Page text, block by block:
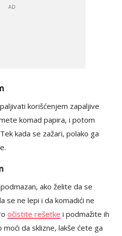
korišćenjem zapaljive
komad papira, i potom
kada se zažari, polako ga
ako želite da se
se ne lepi i da komadići ne
očistite rešetke i podmažite ih
da sklizne, lakše ćete ga